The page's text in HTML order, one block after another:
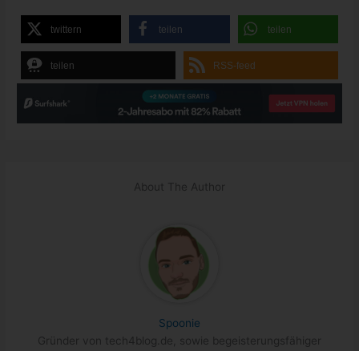
twittern teilen teilen
teilen RSS-feed
About The Author
Spoonie
Gründer von tech4blog.de, sowie begeisterungsfähiger